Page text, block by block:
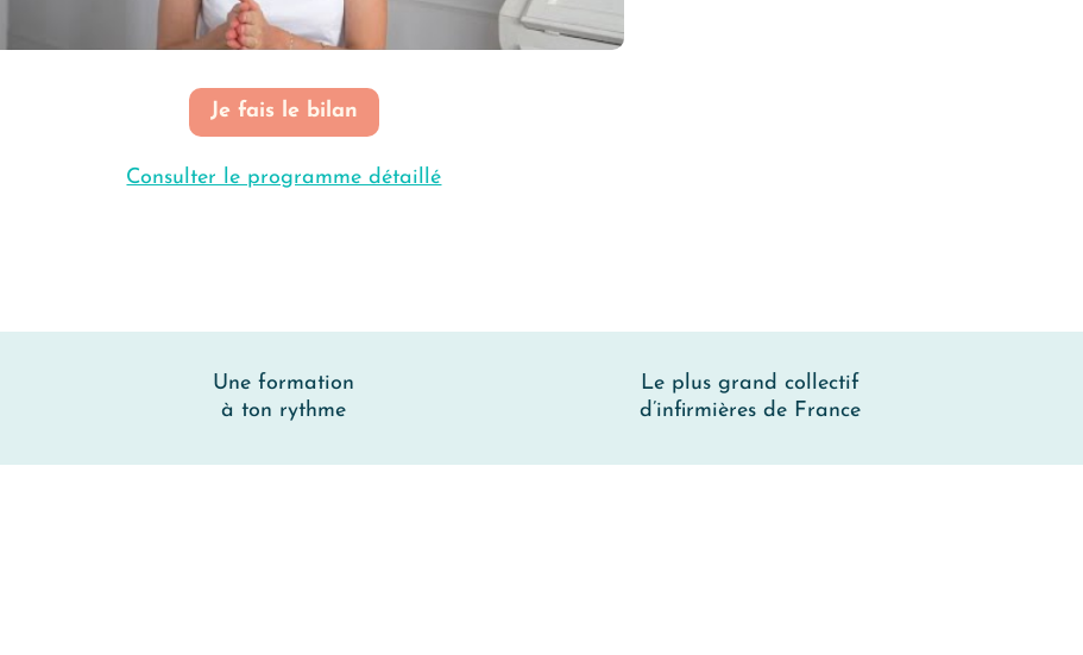
Je fais le bilan
Consulter le programme détaillé
Une formation
à ton rythme
Le plus grand collectif
d’infirmières de France